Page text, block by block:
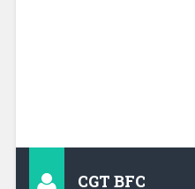
CGT BFC